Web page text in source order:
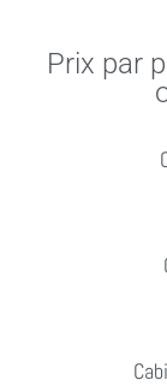
Prix par